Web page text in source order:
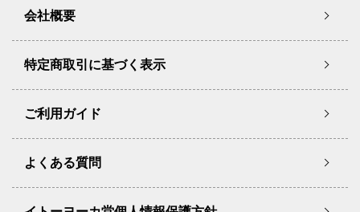
会社概要
特定商取引に基づく表示
ご利用ガイド
よくある質問